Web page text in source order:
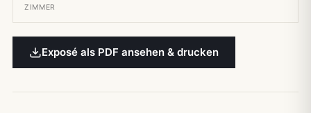
ZIMMER
Exposé als PDF ansehen & drucken